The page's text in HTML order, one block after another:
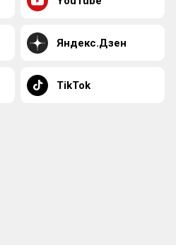
Яндекс.Дзен
TikTok